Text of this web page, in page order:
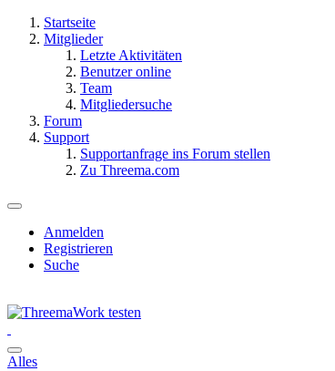
Startseite
Mitglieder
Letzte Aktivitäten
Benutzer online
Team
Mitgliedersuche
Forum
Support
Supportanfrage ins Forum stellen
Zu Threema.com
Anmelden
Registrieren
Suche
Alles